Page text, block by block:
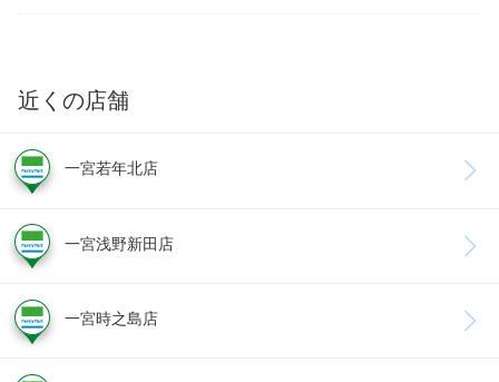
近くの店舗
一宮若年北店
一宮浅野新田店
一宮時之島店